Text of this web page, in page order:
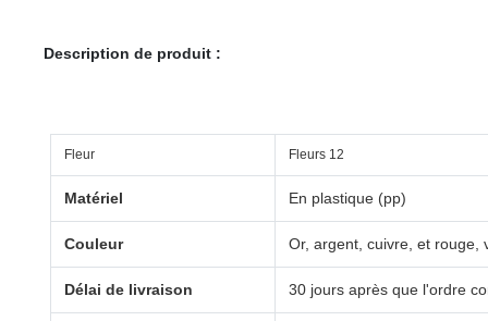
Description de produit :
Fleur Fleurs 12
Matériel En plastique (pp)
Couleur Or, argent, cuivre, et rouge,
Délai de livraison 30 jours après que l'ordre